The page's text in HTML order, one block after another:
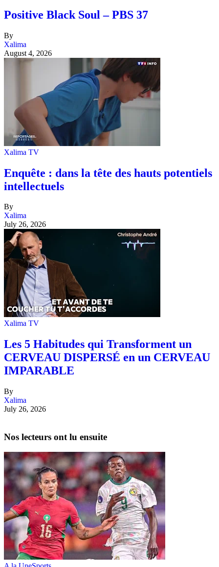
Positive Black Soul – PBS 37
By
Xalima
August 4, 2026
Xalima TV
Enquête : dans la tête des hauts potentiels
intellectuels
By
Xalima
July 26, 2026
Xalima TV
Les 5 Habitudes qui Transforment un
CERVEAU DISPERSÉ en un CERVEAU
IMPARABLE
By
Xalima
July 26, 2026
Nos lecteurs ont lu ensuite